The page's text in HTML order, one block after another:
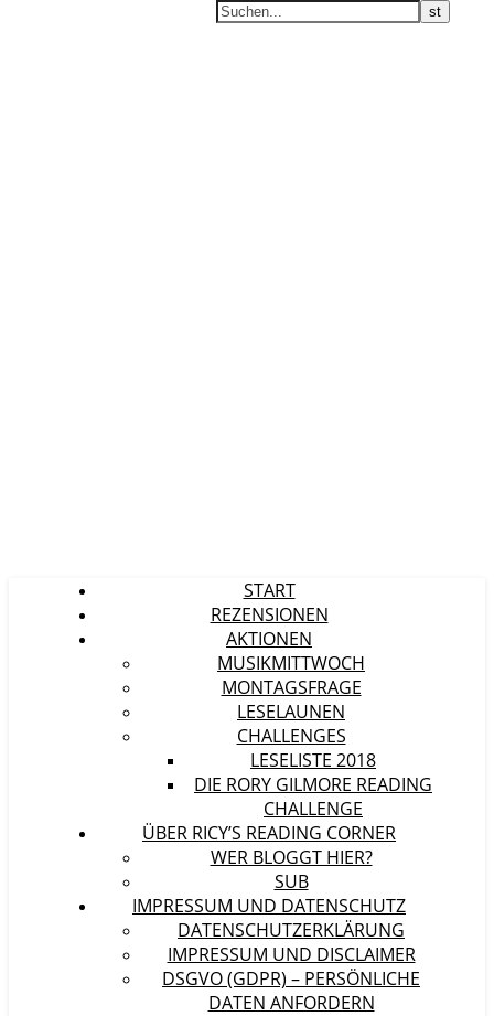
START
REZENSIONEN
AKTIONEN
MUSIKMITTWOCH
MONTAGSFRAGE
LESELAUNEN
CHALLENGES
LESELISTE 2018
DIE RORY GILMORE READING
CHALLENGE
ÜBER RICY’S READING CORNER
WER BLOGGT HIER?
SUB
IMPRESSUM UND DATENSCHUTZ
DATENSCHUTZERKLÄRUNG
IMPRESSUM UND DISCLAIMER
DSGVO (GDPR) – PERSÖNLICHE
DATEN ANFORDERN